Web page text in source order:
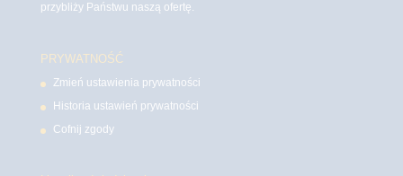
przybliży Państwu naszą ofertę.
PRYWATNOŚĆ
Zmień ustawienia prywatności
Historia ustawień prywatności
Cofnij zgody